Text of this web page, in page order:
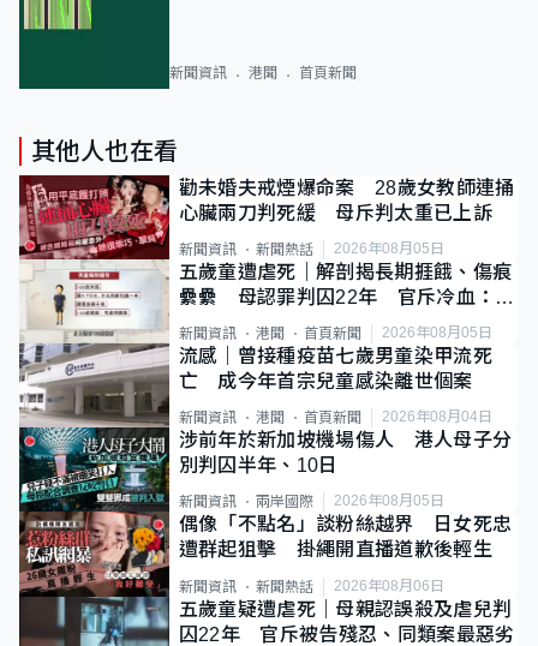
新聞資訊 港聞 首頁新聞
其他人也在看
勸未婚夫戒煙爆命案 28歲女教師連捅
心臟兩刀判死緩 母斥判太重已上訴
新聞資訊 新聞熱話 2026年08月05日
五歲童遭虐死｜解剖揭長期捱餓、傷痕
纍纍 母認罪判囚22年 官斥冷血：同
類案最惡劣
新聞資訊 港聞 首頁新聞 2026年08月05日
流感｜曾接種疫苗七歲男童染甲流死
亡 成今年首宗兒童感染離世個案
新聞資訊 港聞 首頁新聞 2026年08月04日
涉前年於新加坡機場傷人 港人母子分
別判囚半年、10日
新聞資訊 兩岸國際 2026年08月05日
偶像「不點名」談粉絲越界 日女死忠
遭群起狙擊 掛繩開直播道歉後輕生
新聞資訊 新聞熱話 2026年08月06日
五歲童疑遭虐死｜母親認誤殺及虐兒判
囚22年 官斥被告殘忍、同類案最惡劣